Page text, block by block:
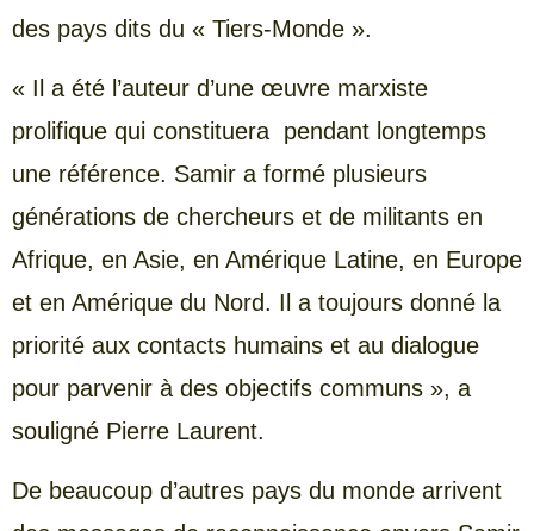
des pays dits du « Tiers-Monde ».
« Il a été l’auteur d’une œuvre marxiste
prolifique qui constituera pendant longtemps
une référence. Samir a formé plusieurs
générations de chercheurs et de militants en
Afrique, en Asie, en Amérique Latine, en Europe
et en Amérique du Nord. Il a toujours donné la
priorité aux contacts humains et au dialogue
pour parvenir à des objectifs communs », a
souligné Pierre Laurent.
De beaucoup d’autres pays du monde arrivent